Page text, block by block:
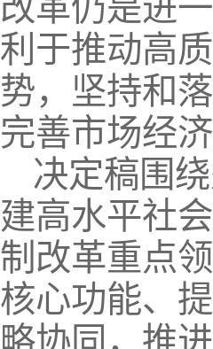
利于推动高
势，坚持和
完善市场经
决定稿围
建高水平社
制改革重点
核心功能、